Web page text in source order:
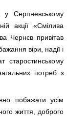
у Серпневському
акції «Смілива
Чернєв привітав
віри, надії і
старостинському
потреб з
побажати усім
життя, доброго